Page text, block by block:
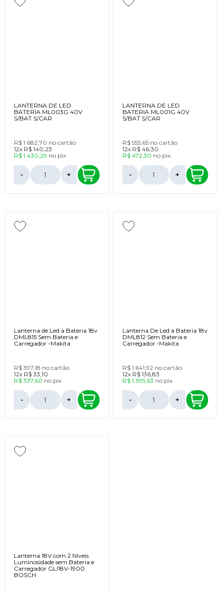
LANTERNA DE LED
BATERIA ML003G 40V
S/BAT S/CAR
R$ 1.682,70 no cartão
12x R$ 140,23
R$ 1.430,29 no pix
- +
LANTERNA DE LED
BATERIA ML001G 40V
S/BAT S/CAR
R$ 555,65 no cartão
12x R$ 46,30
R$ 472,30 no pix
- +
Lanterna de Led a Bateria 18v
DML815 Sem Bateria e
Carregador -Makita
R$ 397,18 no cartão
12x R$ 33,10
R$ 337,60 no pix
- +
Lanterna De Led a Bateria 18v
DML812 Sem Bateria e
Carregador -Makita
R$ 1.641,92 no cartão
12x R$ 136,83
R$ 1.395,63 no pix
- +
Lanterna 18V com 2 Níveis
Luminosidade sem Bateria e
Carregador GLI18V-1900
BOSCH